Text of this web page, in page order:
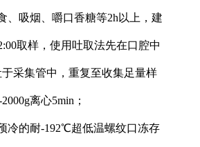
、吸烟、嚼口香糖等2h以上，建
取样，使用吐取法先在口腔中
采集管中，重复至收集足量样
离心5min；
冷的耐-192℃超低温螺纹口冻存